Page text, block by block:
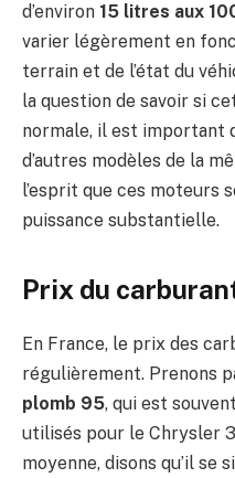
d’environ 15 litres aux
varier légèrement en
terrain et de l’état du
la question de savoir si
normale, il est important
d’autres modèles de la
l’esprit que ces moteurs
puissance substantielle.
Prix du
En France, le prix des
régulièrement. Prenons
plomb 95, qui est
utilisés pour le Chrysler
moyenne, disons qu’il se